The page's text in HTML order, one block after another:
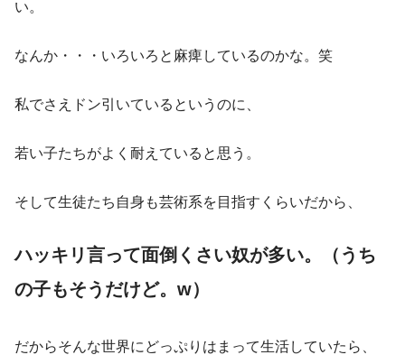
い。
なんか・・・いろいろと麻痺しているのかな。笑
私でさえドン引いているというのに、
若い子たちがよく耐えていると思う。
そして生徒たち自身も芸術系を目指すくらいだから、
ハッキリ言って面倒くさい奴が多い。（うち
の子もそうだけど。w）
だからそんな世界にどっぷりはまって生活していたら、